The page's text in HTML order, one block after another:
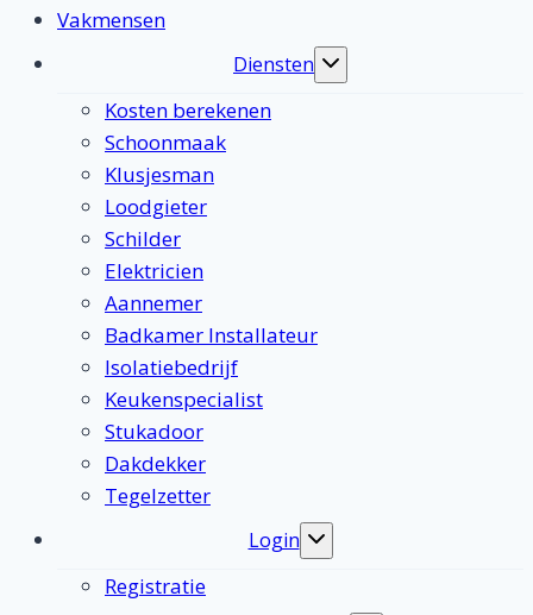
Vakmensen
Diensten
Toggle
submenu
Kosten berekenen
Schoonmaak
Klusjesman
Loodgieter
Schilder
Elektricien
Aannemer
Badkamer Installateur
Isolatiebedrijf
Keukenspecialist
Stukadoor
Dakdekker
Tegelzetter
Login
Toggle
submenu
Registratie